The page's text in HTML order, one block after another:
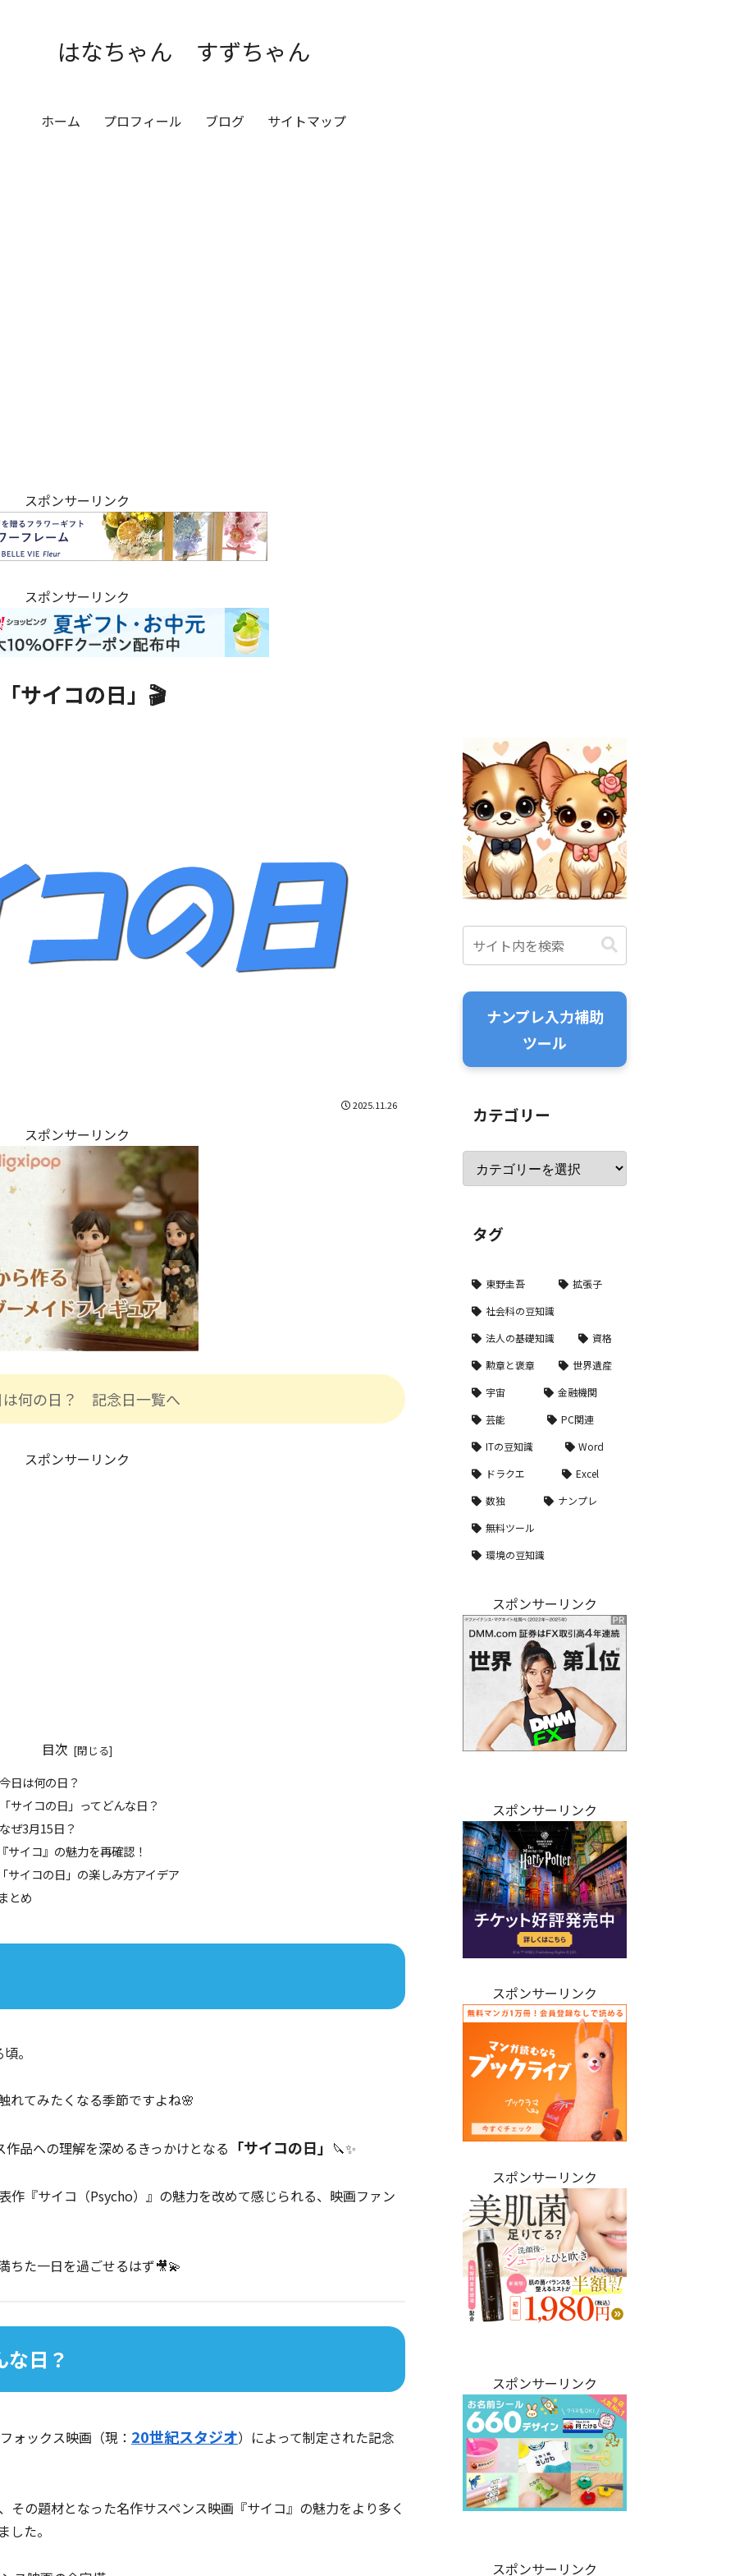
はなちゃん すずちゃん
ホーム プロフィール ブログ サイトマップ
スポンサーリンク
スポンサーリンク
サイコの日」🎬
2025.11.26
スポンサーリンク
は何の日？ 記念日一覧へ
スポンサーリンク
目次
日は何の日？
サイコの日」ってどんな日？
ぜ3月15日？
サイコ』の魅力を再確認！
サイコの日」の楽しみ方アイデア
とめ
。
れてみたくなる季節ですよね🌸
品への理解を深めるきっかけとなる 「サイコの日」 🔪✨
作『サイコ（Psycho）』の魅力を改めて感じられる、映画ファン
ちた一日を過ごせるはず🎥💫
日？
ォックス映画（現： 20世紀スタジオ）によって制定された記念
その題材となった名作サスペンス映画『サイコ』の魅力をより多く
た。
ナンプレ入力補助
ツール
カテゴリー
タグ
東野圭吾
拡張子
社会科の豆知識
法人の基礎知識
資格
勲章と褒章
世界遺産
宇宙
金融機関
芸能
PC関連
ITの豆知識
Word
ドラクエ
Excel
数独
ナンプレ
無料ツール
環境の豆知識
スポンサーリンク
スポンサーリンク
スポンサーリンク
スポンサーリンク
スポンサーリンク
スポンサーリンク